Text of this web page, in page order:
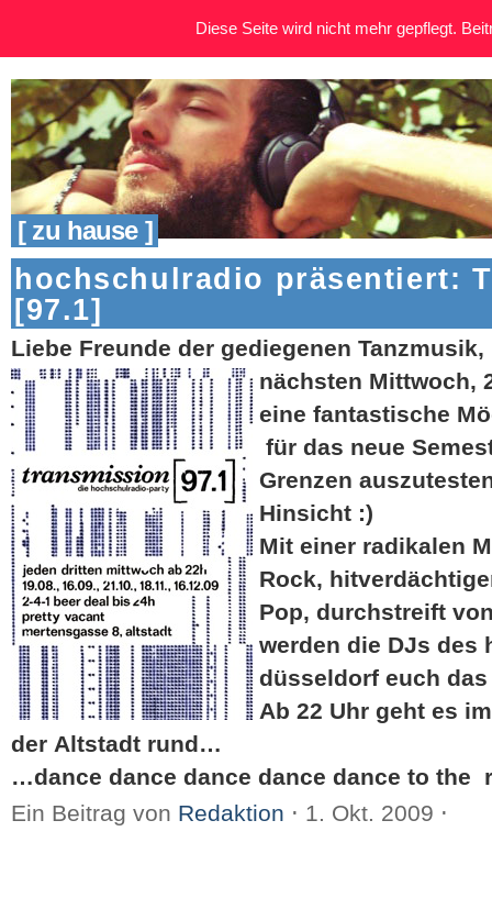
[ zu hause ]
hochschulradio präsentiert:
[97.1]
Liebe Freunde der gediegenen Tanzmusik,
nächsten Mittwoch,
eine fantastische
für das neue
Grenzen
Hinsicht :)
Mit einer radikalen
Rock,
Pop, durchstreift
werden die DJs des
düsseldorf euch das
Ab 22 Uhr geht es
der Altstadt rund…
…dance dance dance dance dance to the
Ein Beitrag von Redaktion ⋅ 1. Okt. 2009 ⋅
Diese Seite wird nicht mehr gepflegt.